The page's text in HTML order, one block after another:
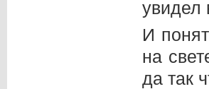
увидел
И
на
да так